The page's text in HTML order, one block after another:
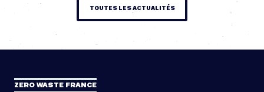
TOUTES LES ACTUALITÉS
ZERO WASTE FRANCE